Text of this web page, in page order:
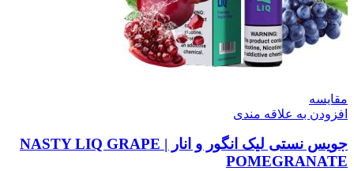
مقایسه
افزودن به علاقه مندی
جویس نستی لیک انگور و انار | NASTY LIQ GRAPE
POMEGRANATE